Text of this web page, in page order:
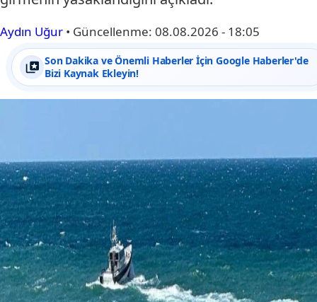
Aydın Uğur • Güncellenme: 08.08.2026 - 18:05
Son Dakika ve Önemli Haberler İçin Google Haberler'de
Bizi Kaynak Ekleyin!